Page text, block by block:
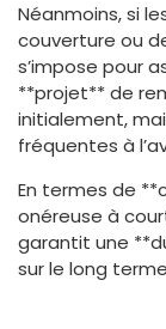
Néanmoins, si
couverture ou
s’impose pour
**projet** de
initialement,
fréquentes à
En termes de
onéreuse à
garantit une
sur le long